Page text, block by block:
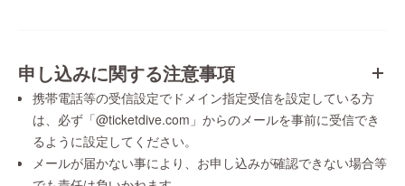
申し込みに関する注意事項
携帯電話等の受信設定でドメイン指定受信を設定している方
は、必ず「@ticketdive.com」からのメールを事前に受信でき
るように設定してください。
メールが届かない事により、お申し込みが確認できない場合等